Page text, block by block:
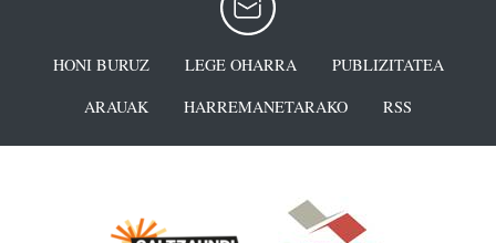
HONI BURUZ LEGE OHARRA
PUBLIZITATEA
ARAUAK
HARREMANETARAKO RSS